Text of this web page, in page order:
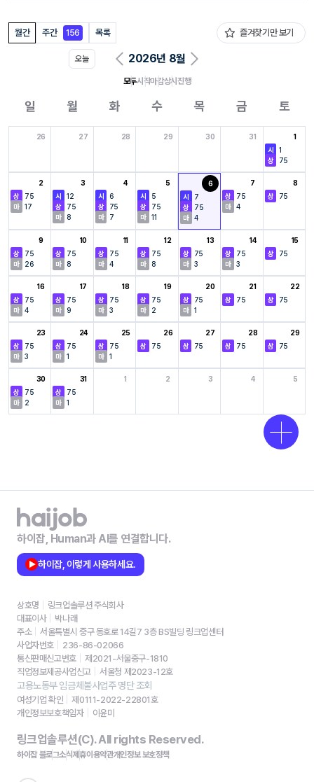
월간 주간 156 목록 즐겨찾기만 보기
오늘 2026년 8월
모두시작마감상시진행
일 월 화 수 목 금 토
26 27 28 29 30 31
1
1
75
2
75
17
3
12
75
8
4
6
75
7
5
5
75
11
6
7
75
4
7
75
4
8
75
9
75
26
10
75
8
11
75
4
12
75
8
13
75
3
14
75
3
15
75
16
75
4
17
75
9
18
75
3
19
75
2
20
75
1
21
75
22
75
23
75
3
24
75
1
25
75
1
26
75
27
75
28
75
29
75
30
75
2
31
75
1
1 2 3 4 5
하이잡, Human과 AI를 연결합니다.
하이잡, 이렇게 사용하세요.
상호명
링크업솔루션 주식회사
대표이사
박나래
주소
서울특별시 중구 동호로 14길7 3층 BS빌딩 링크업센터
사업자번호
236-86-02066
통신판매신고번호
제2021-서울중구-1810
직업정보제공사업신고
서울청 제2023-12호
고용노동부 임금체불사업주 명단 조회
여성기업 확인
제0111-2022-22801호
개인정보보호책임자
이윤미
링크업솔루션(C). All rights Reserved.
하이잡 블로그소식제휴이용약관개인정보 보호정책